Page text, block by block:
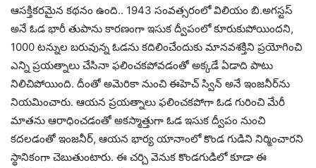
ఆసక్తికరమైన కథనం ఉంది.. 1943 సంవత్సరంలో విలియం బి.అగస్టస్‌
అనే ఓడ భారీ తుపాను కారణంగా ఇసుక ద్వీపంలో కూరుకుపోయిందని,
1000 టన్నుల బరువున్న ఓడను కదిలించేందుకు మానవశక్తిని ప్రయోగించి
ఎన్ని ప్రయత్నాలు చేసినా ఫలించకపోవడంతో అక్కడే ఏడాది పాటు
నిలిచిపోయింది. దీంతో అమెరికా నుంచి ఈహెచ్‌ స్విన్‌ అనే ఇంజనీర్‌ను
నియమించారు. ఆయన ప్రయత్నాలు ఫలించకపోగా ఓడ గురించి మేరీ
మాతను ఆరాధించడంతో అకస్మాత్తుగా ఓడ ఇసుక ద్వీపం నుంచి
కదలడంతో ఇంజనీర్‌, ఆయన భార్య యానాంలో కొండ గుడిని నిర్మించారని
స్థానికంగా చెబుతుంటారు. ఈ చర్చి వెనుక కొండగుడిలో కూడా ఈ